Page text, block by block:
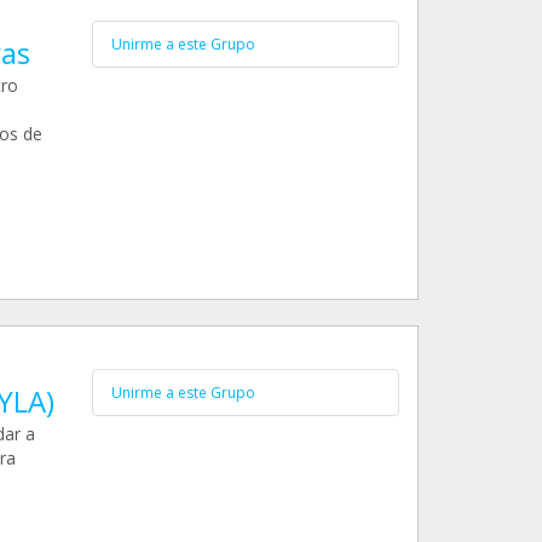
de
Unirme a este Grupo
a
Unirme a este Grupo